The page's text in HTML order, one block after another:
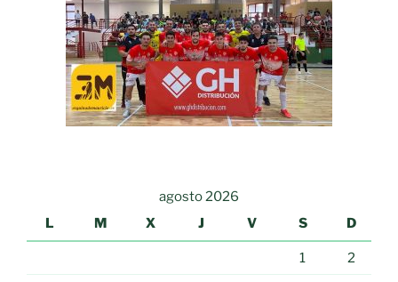
agosto 2026
L
M X J V S D
1 2